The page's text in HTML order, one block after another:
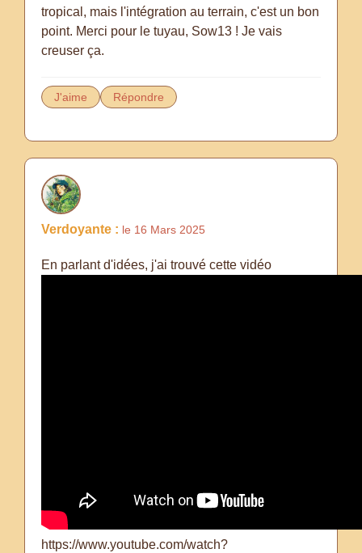
tropical, mais l'intégration au terrain, c'est un bon
point. Merci pour le tuyau, Sow13 ! Je vais
creuser ça.
J'aime Répondre
Verdoyante : le 16 Mars 2025
En parlant d'idées, j'ai trouvé cette vidéo
https://www.youtube.com/watch?